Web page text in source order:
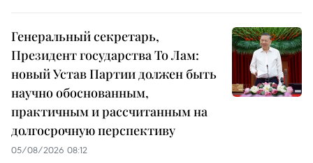
Генеральный секретарь,
Президент государства То Лам:
новый Устав Партии должен быть
научно обоснованным,
практичным и рассчитанным на
долгосрочную перспективу
05/08/2026 08:12